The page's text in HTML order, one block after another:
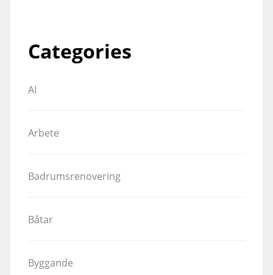
Categories
AI
Arbete
Badrumsrenovering
Båtar
Byggande